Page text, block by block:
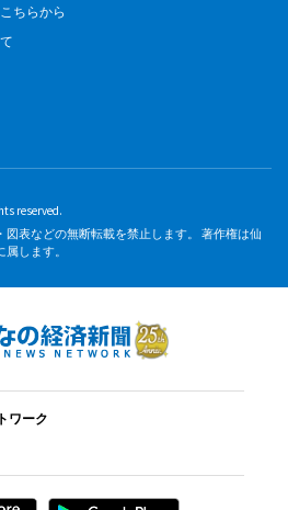
ちらから
reserved.
表などの無断転載を禁止します。 著作権は仙
します。
ワーク